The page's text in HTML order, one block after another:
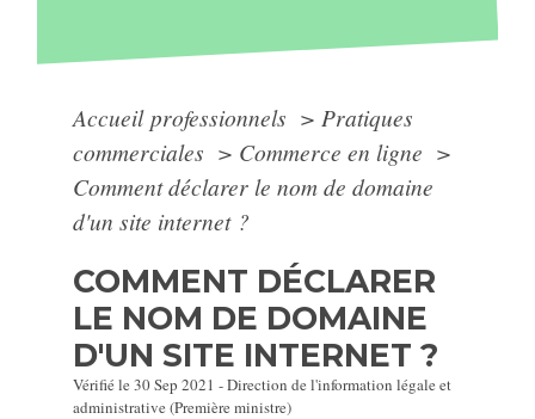
Accueil professionnels > Pratiques
commerciales > Commerce en ligne >
Comment déclarer le nom de domaine
d'un site internet ?
COMMENT DÉCLARER
LE NOM DE DOMAINE
D'UN SITE INTERNET ?
Vérifié le 30 Sep 2021 - Direction de l'information légale et
administrative (Première ministre)